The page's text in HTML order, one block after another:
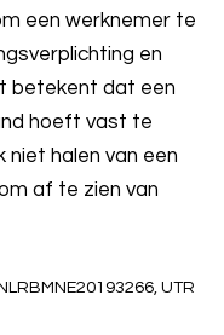
een werknemer te
en
betekent dat een
hoeft vast te
halen van een
af te zien van
UTR